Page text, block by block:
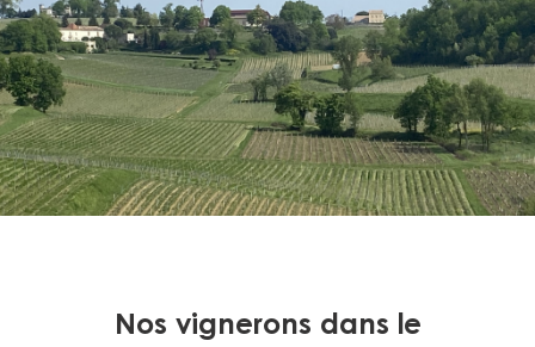
Nos vignerons dans le